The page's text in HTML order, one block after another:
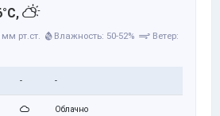
мм рт.ст. Влажность: 50-52%
Ветер:
- -
Облачно